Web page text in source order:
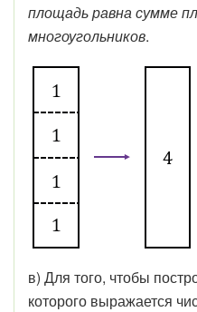
площадь равна сумме
многоугольников.
в) Для того, чтобы
которого выражается